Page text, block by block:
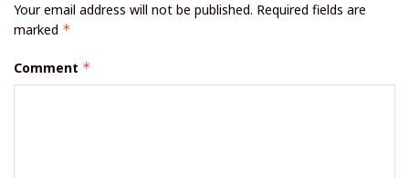
Your email address will not be published. Required fields are
marked *
Comment *